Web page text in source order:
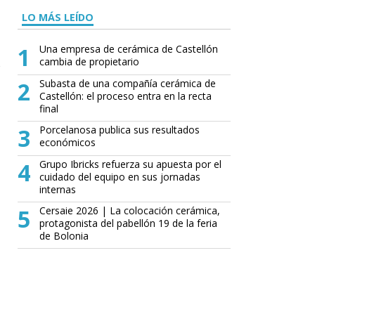
LO MÁS LEÍDO
1
Una empresa de cerámica de Castellón
cambia de propietario
2
Subasta de una compañía cerámica de
Castellón: el proceso entra en la recta
final
3
Porcelanosa publica sus resultados
económicos
4
Grupo Ibricks refuerza su apuesta por el
cuidado del equipo en sus jornadas
internas
5
Cersaie 2026 | La colocación cerámica,
protagonista del pabellón 19 de la feria
de Bolonia